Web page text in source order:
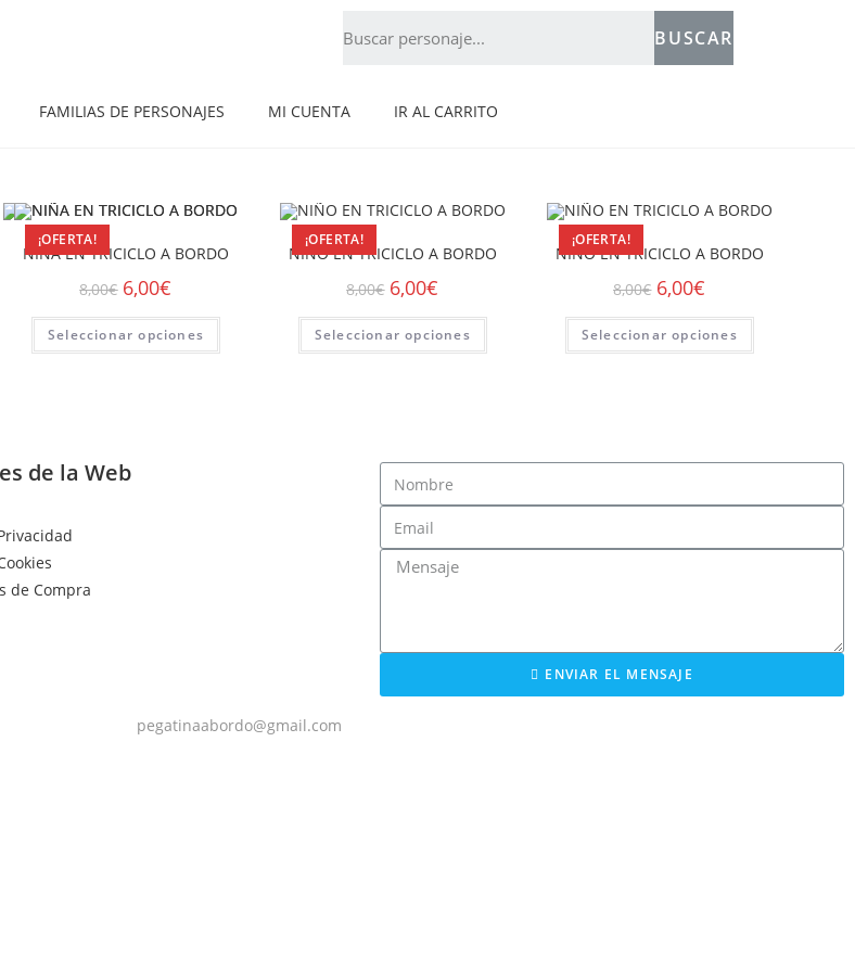
BUSCAR
FAMILIAS DE PERSONAJES MI CUENTA IR AL CARRITO
¡OFERTA!
NIÑA EN TRICICLO A BORDO
8,00€ 6,00€
Seleccionar opciones
¡OFERTA!
NIÑO EN TRICICLO A BORDO
8,00€ 6,00€
Seleccionar opciones
¡OFERTA!
NIÑO EN TRICICLO A BORDO
8,00€ 6,00€
Seleccionar opciones
de la Web
de Compra
ENVIAR EL MENSAJE
pegatinaabordo@gmail.com